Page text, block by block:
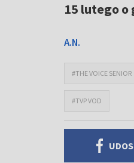
15 lutego o
A.N.
#THE VOICE SENIOR
#TVP VOD